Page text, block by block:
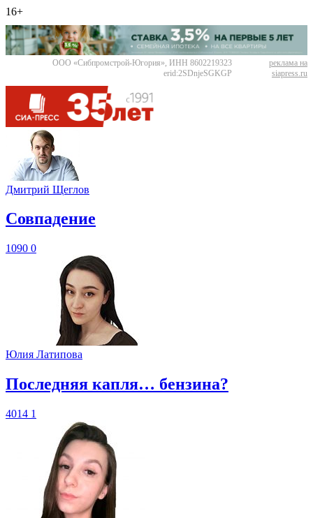
16+
ООО «Сибпромстрой-Югория», ИНН 8602219323
erid:2SDnjeSGKGP
реклама на
siapress.ru
Дмитрий Щеглов
​Совпадение
1090 0
Юлия Латипова
​Последняя капля… бензина?
4014 1